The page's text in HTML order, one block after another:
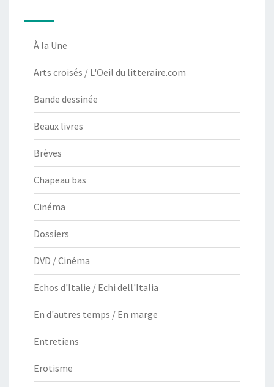
À la Une
Arts croisés / L'Oeil du litteraire.com
Bande dessinée
Beaux livres
Brèves
Chapeau bas
Cinéma
Dossiers
DVD / Cinéma
Echos d'Italie / Echi dell'Italia
En d'autres temps / En marge
Entretiens
Erotisme